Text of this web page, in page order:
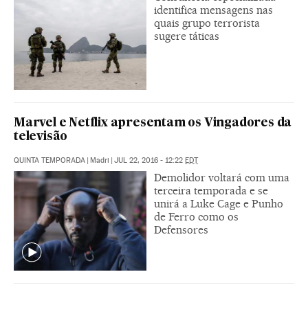
identifica mensagens nas
quais grupo terrorista
sugere táticas
Marvel e Netflix apresentam os Vingadores da
televisão
QUINTA TEMPORADA | Madri | JUL 22, 2016 - 12:22 EDT
Demolidor voltará com uma
terceira temporada e se
unirá a Luke Cage e Punho
de Ferro como os
Defensores